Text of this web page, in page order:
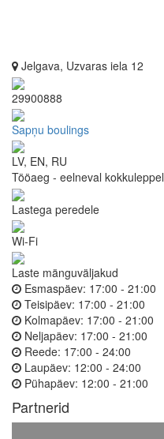
Jelgava, Uzvaras iela 12
29900888
Sapņu boulings
LV, EN, RU
Tööaeg - eelneval kokkuleppel
Lastega peredele
Wi-Fi
Laste mänguväljakud
Esmaspäev: 17:00 - 21:00
Teisipäev: 17:00 - 21:00
Kolmapäev: 17:00 - 21:00
Neljapäev: 17:00 - 21:00
Reede: 17:00 - 24:00
Laupäev: 12:00 - 24:00
Pühapäev: 12:00 - 21:00
Partnerid